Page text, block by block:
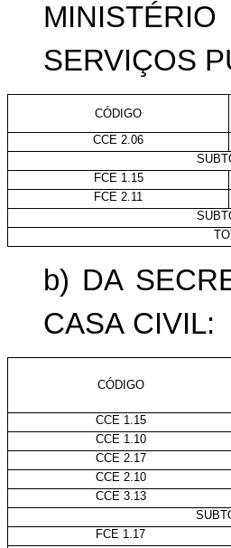
MINISTÉRIO
SERVIÇOS
CÓDIGO
CCE 2.06
FCE 1.15
FCE 2.11
b) DA
CASA CIVIL:
CÓDIGO
CCE 1.15
CCE 1.10
CCE 2.17
CCE 2.10
CCE 3.13
FCE 1.17